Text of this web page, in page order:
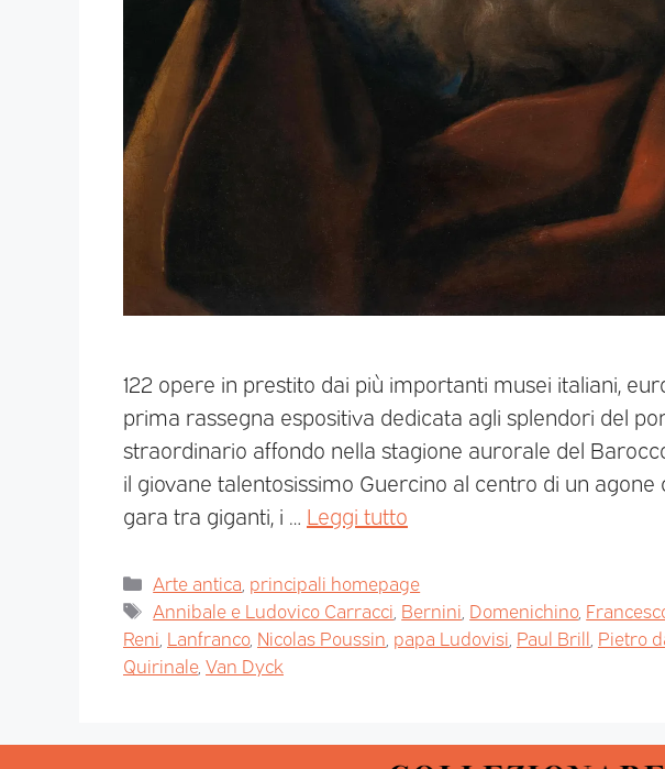
122 opere in prestito dai più importanti musei italiani,
prima rassegna espositiva dedicata agli splendori del
straordinario affondo nella stagione aurorale del
il giovane talentosissimo Guercino al centro di un
gara tra giganti, i … Leggi tutto
Arte antica principali homepage
Annibale e Ludovico Carracci Bernini Domenichino,
Reni Lanfranco, Nicolas Poussin papa Ludovisi Paul Brill Pietro
Quirinale, Van Dyck